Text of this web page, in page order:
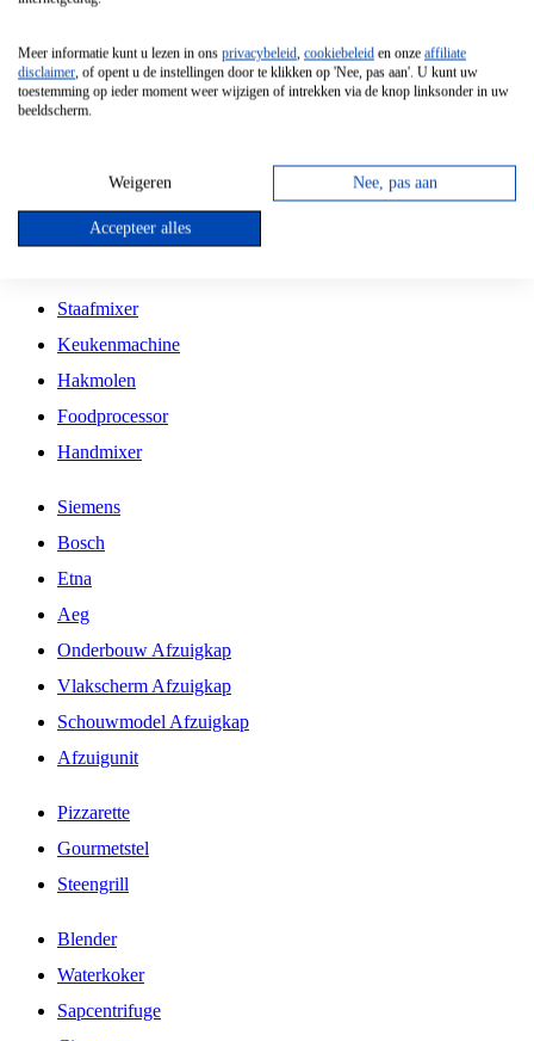
Vrijstaande Magnetron
Vrijstaande Kookplaat
Inbouw Gaskookplaat
Inbouw Keramische Kookplaat
Kookplaat Accessoires
Staafmixer
Keukenmachine
Hakmolen
Foodprocessor
Handmixer
Siemens
Bosch
Etna
Aeg
Onderbouw Afzuigkap
Vlakscherm Afzuigkap
Schouwmodel Afzuigkap
Afzuigunit
Pizzarette
Gourmetstel
Steengrill
Blender
Waterkoker
Sapcentrifuge
Meer informatie kunt u lezen in ons privacybeleid, cookiebeleid en onze affiliate
disclaimer, of opent u de instellingen door te klikken op 'Nee, pas aan'. U kunt uw
toestemming op ieder moment weer wijzigen of intrekken via de knop linksonder in uw
beeldscherm.
Weigeren Nee, pas aan
Accepteer alles